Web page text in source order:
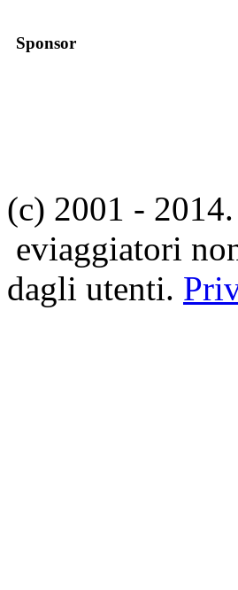
Sponsor
(c) 2001 -
eviaggiatori
dagli utenti.